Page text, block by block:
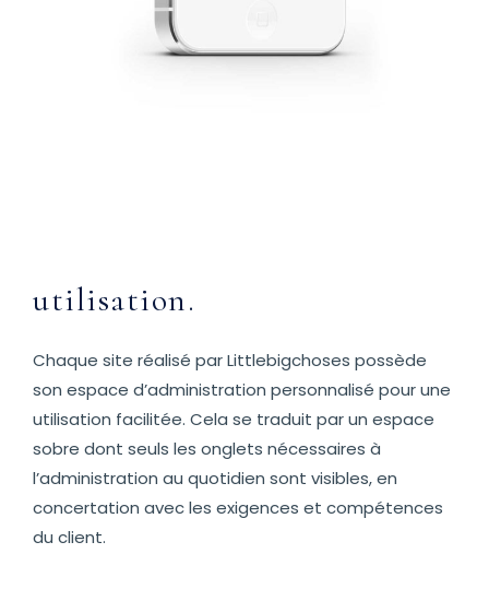
utilisation.
Chaque site réalisé par Littlebigchoses possède
son espace d’administration personnalisé pour une
utilisation facilitée. Cela se traduit par un espace
sobre dont seuls les onglets nécessaires à
l’administration au quotidien sont visibles, en
concertation avec les exigences et compétences
du client.